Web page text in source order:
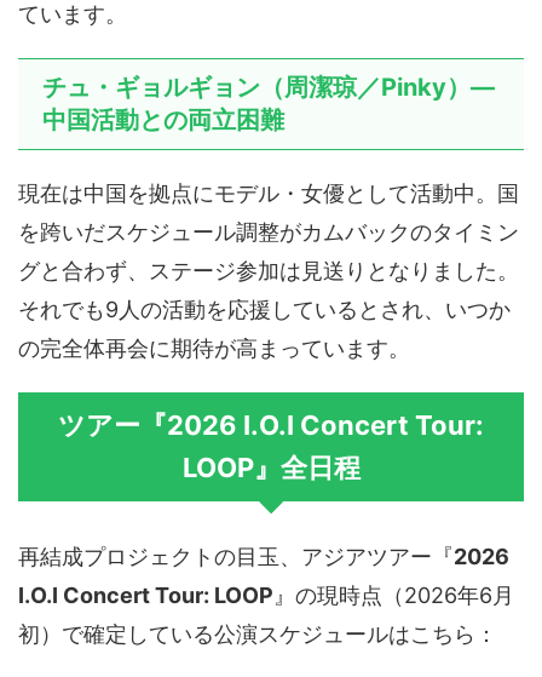
ています。
チュ・ギョルギョン（周潔琼／Pinky）—
中国活動との両立困難
現在は中国を拠点にモデル・女優として活動中。国
を跨いだスケジュール調整がカムバックのタイミン
グと合わず、ステージ参加は見送りとなりました。
それでも9人の活動を応援しているとされ、いつか
の完全体再会に期待が高まっています。
ツアー『2026 I.O.I Concert Tour:
LOOP』全日程
再結成プロジェクトの目玉、アジアツアー『2026
I.O.I Concert Tour: LOOP 』の現時点（2026年6月
初）で確定している公演スケジュールはこちら：